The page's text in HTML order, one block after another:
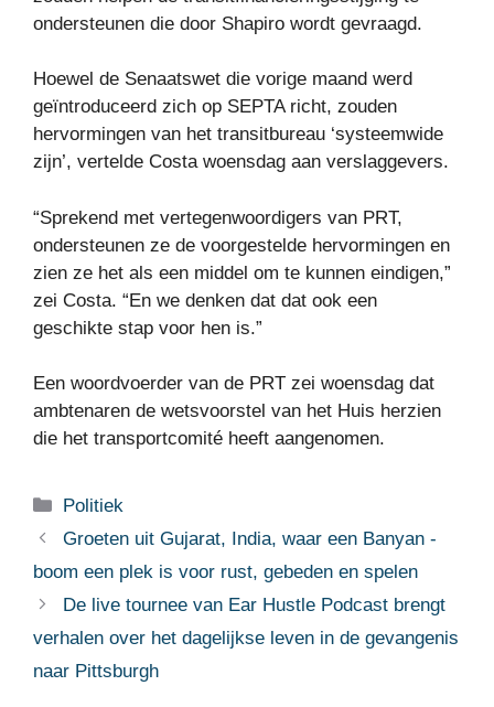
ondersteunen die door Shapiro wordt gevraagd.
Hoewel de Senaatswet die vorige maand werd
geïntroduceerd zich op SEPTA richt, zouden
hervormingen van het transitbureau ‘systeemwide
zijn’, vertelde Costa woensdag aan verslaggevers.
“Sprekend met vertegenwoordigers van PRT,
ondersteunen ze de voorgestelde hervormingen en
zien ze het als een middel om te kunnen eindigen,”
zei Costa. “En we denken dat dat ook een
geschikte stap voor hen is.”
Een woordvoerder van de PRT zei woensdag dat
ambtenaren de wetsvoorstel van het Huis herzien
die het transportcomité heeft aangenomen.
Categorieën
Politiek
Groeten uit Gujarat, India, waar een Banyan -
boom een plek is voor rust, gebeden en spelen
De live tournee van Ear Hustle Podcast brengt
verhalen over het dagelijkse leven in de gevangenis
naar Pittsburgh